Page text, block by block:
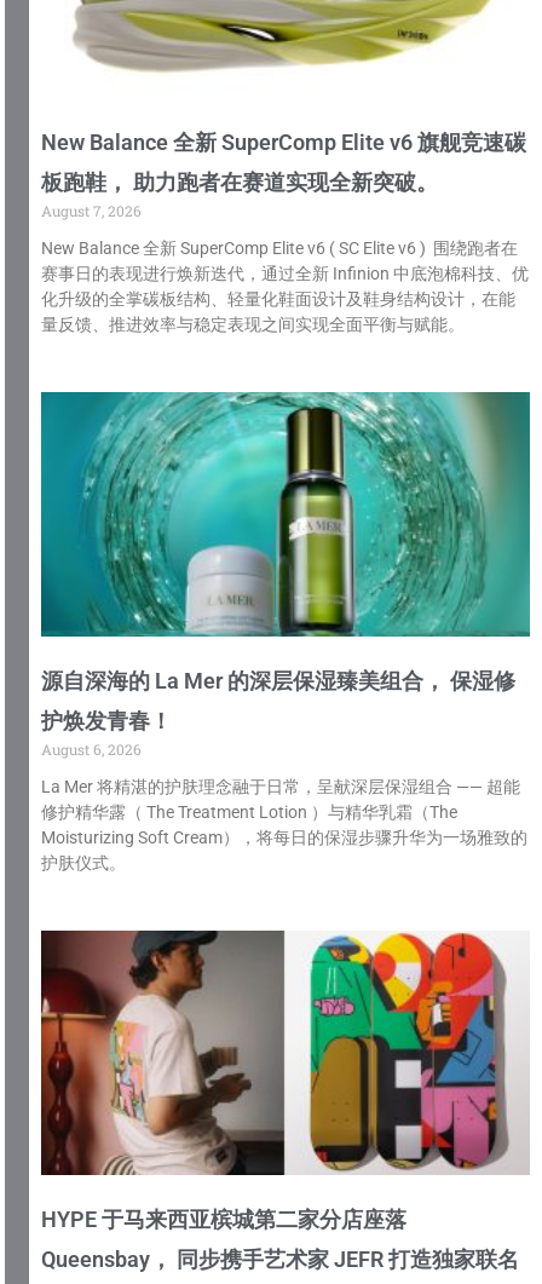
New Balance 全新 SuperComp Elite v6 旗舰竞速碳
板跑鞋， 助力跑者在赛道实现全新突破。
August 7, 2026
New Balance 全新 SuperComp Elite v6 ( SC Elite v6 ) 围绕跑者在
赛事日的表现进行焕新迭代，通过全新 Infinion 中底泡棉科技、优
化升级的全掌碳板结构、轻量化鞋面设计及鞋身结构设计，在能
量反馈、推进效率与稳定表现之间实现全面平衡与赋能。
源自深海的 La Mer 的深层保湿臻美组合， 保湿修
护焕发青春！
August 6, 2026
La Mer 将精湛的护肤理念融于日常，呈献深层保湿组合 —— 超能
修护精华露（ The Treatment Lotion ）与精华乳霜（The
Moisturizing Soft Cream），将每日的保湿步骤升华为一场雅致的
护肤仪式。
HYPE 于马来西亚槟城第二家分店座落
Queensbay， 同步携手艺术家 JEFR 打造独家联名